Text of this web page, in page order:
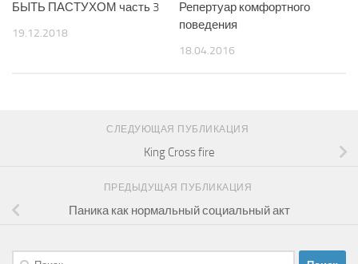
БЫТЬ ПАСТУХОМ часть 3
19.12.2018
Репертуар комфортного
поведения
18.04.2016
СЛЕДУЮЩАЯ ПУБЛИКАЦИЯ
King Cross fire
ПРЕДЫДУЩАЯ ПУБЛИКАЦИЯ
Паника как нормальный социальный акт
Найти: